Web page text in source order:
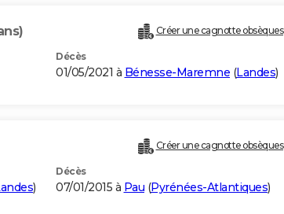
Créer une cagnotte obsèques
Décès
01/05/2021 à Bénesse-Maremne (Landes)
Créer une cagnotte obsèques
)
Décès
07/01/2015 à Pau (Pyrénées-Atlantiques)